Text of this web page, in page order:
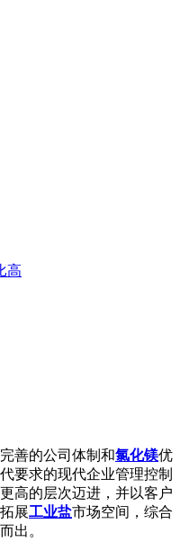
高
善的公司体制和氯化镁优
要求的现代企业管理控制
高的层次迈进，并以客户
展工业盐市场空间，综合
出。